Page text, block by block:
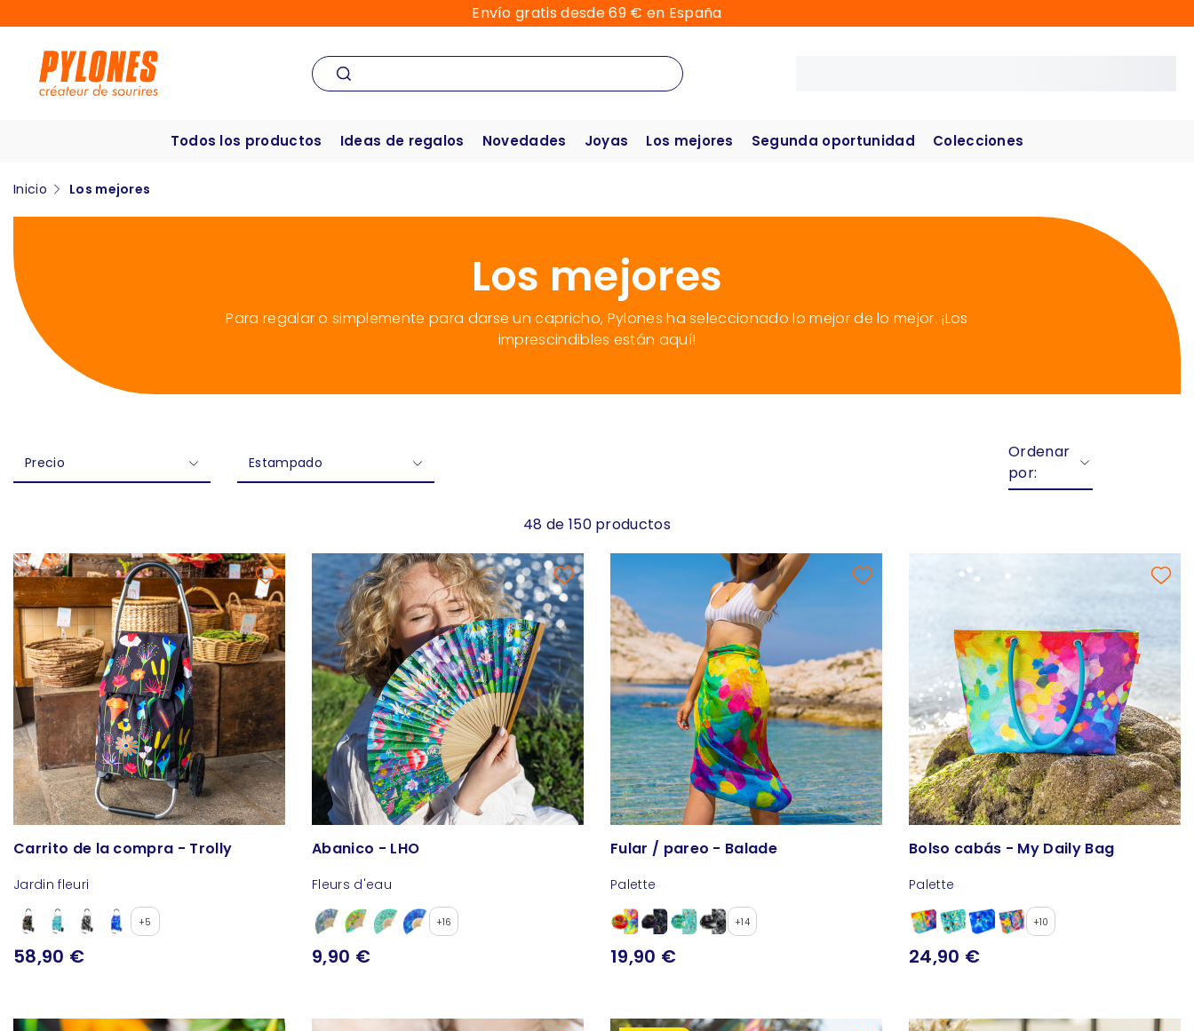
Envío gratis desde 69 € en España
Todos los productos Ideas de regalos Novedades Joyas Los mejores Segunda oportunidad Colecciones
Inicio Los mejores
Los mejores
Para regalar o simplemente para darse un capricho, Pylones ha seleccionado lo mejor de lo mejor. ¡Los
imprescindibles están aquí!
Precio Estampado
Ordenar
por:
48 de 150 productos
Carrito de la compra - Trolly
Jardin fleuri
+5
58,90 €
Abanico - LHO
Fleurs d'eau
+16
9,90 €
Fular / pareo - Balade
Palette
+14
19,90 €
Bolso cabás - My Daily Bag
Palette
+10
24,90 €